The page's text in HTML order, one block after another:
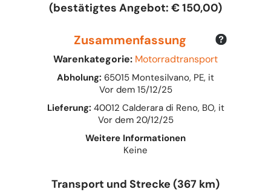
(bestätigtes Angebot: € 150,00)
Zusammenfassung
Warenkategorie: Motorradtransport
Abholung: 65015 Montesilvano, PE, it
Vor dem 15/12/25
Lieferung: 40012 Calderara di Reno, BO, it
Vor dem 20/12/25
Weitere Informationen
Keine
Transport und Strecke (367 km)